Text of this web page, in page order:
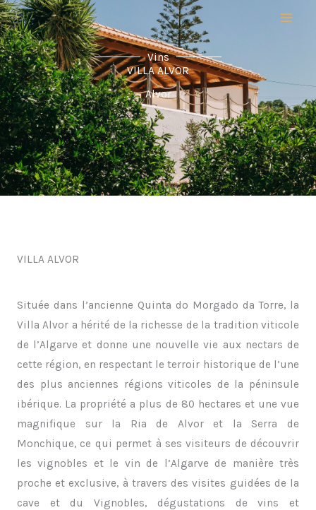
Aller
au
contenu
Vins
VILLA ALVOR
Alvor
VILLA ALVOR
Située dans l’ancienne Quinta do Morgado da Torre, la
Villa Alvor a hérité de la richesse de la tradition viticole
de l’Algarve et donne une nouvelle vie aux nectars de
cette région, en respectant le terroir historique de l’une
des plus anciennes régions viticoles de la péninsule
ibérique. La propriété a plus de 80 hectares et une vue
magnifique sur la Ria de Alvor et la Serra de
Monchique, ce qui permet à ses visiteurs de découvrir
les vignobles et le vin de l’Algarve de manière très
proche et exclusive, à travers des visites guidées de la
cave et du Vignobles, dégustations de vins et